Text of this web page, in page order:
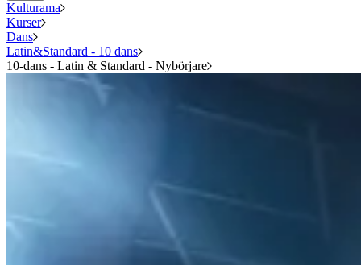
Kulturama
Kurser
Dans
Latin&Standard - 10 dans
10-dans - Latin & Standard - Nybörjare